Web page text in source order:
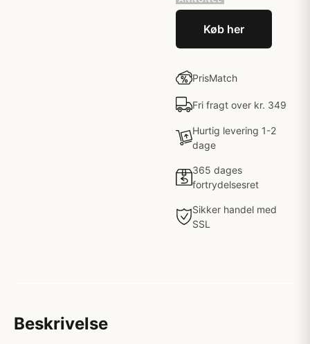
Køb her
PrisMatch
Fri fragt over kr. 349
Hurtig levering 1-2
dage
365 dages
fortrydelsesret
Sikker handel med
SSL
Beskrivelse